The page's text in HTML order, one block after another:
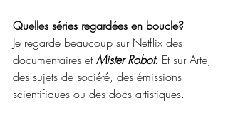
Quelles séries regardées en boucle?
Je regarde beaucoup sur Netflix des
documentaires et Mister Robot. Et sur Arte,
des sujets de société, des émissions
scientifiques ou des docs artistiques.